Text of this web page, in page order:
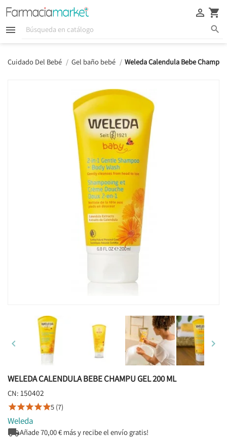
  
 
Cuidado Del Bebé Gel baño bebé Weleda Calendula Bebe Champu
 
WELEDA CALENDULA BEBE CHAMPU GEL 200 ML
CN: 150402
5 (7)
Weleda
Añade70,00€ más y recibe el envío gratis!